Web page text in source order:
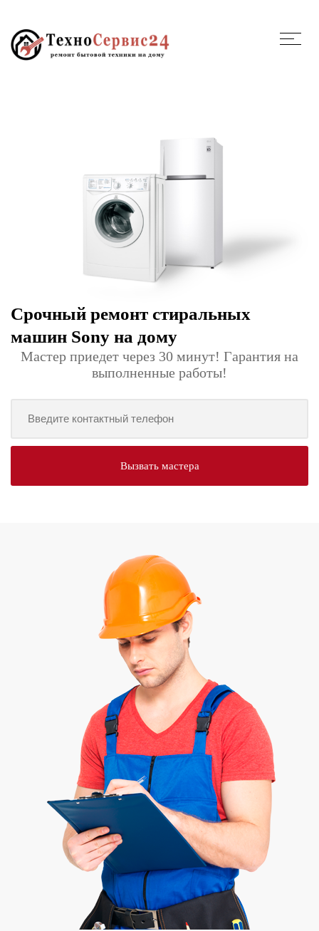
Срочный ремонт стиральных
машин Sony на дому
Мастер приедет через 30 минут! Гарантия на